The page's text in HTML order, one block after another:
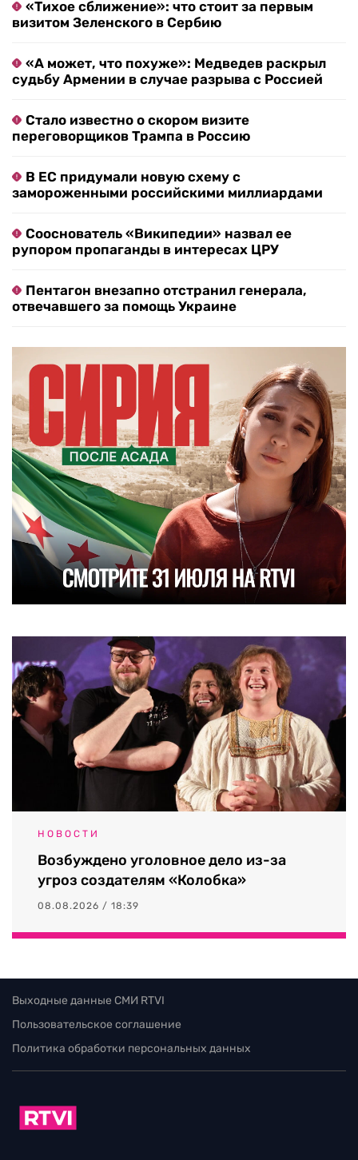
«Тихое сближение»: что стоит за первым
визитом Зеленского в Сербию
«А может, что похуже»: Медведев раскрыл
судьбу Армении в случае разрыва с Россией
Стало известно о скором визите
переговорщиков Трампа в Россию
В ЕС придумали новую схему с
замороженными российскими миллиардами
Сооснователь «Википедии» назвал ее
рупором пропаганды в интересах ЦРУ
Пентагон внезапно отстранил генерала,
отвечавшего за помощь Украине
НОВОСТИ
Возбуждено уголовное дело из-за
угроз создателям «Колобка»
08.08.2026 / 18:39
Выходные данные СМИ RTVI
Пользовательское соглашение
Политика обработки персональных данных